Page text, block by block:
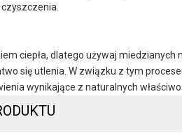
ciepła, dlatego używaj
się utlenia. W związku z tym
wynikające z naturalnych